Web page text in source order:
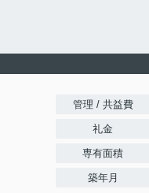
管理 / 共益費
礼金
専有面積
築年月